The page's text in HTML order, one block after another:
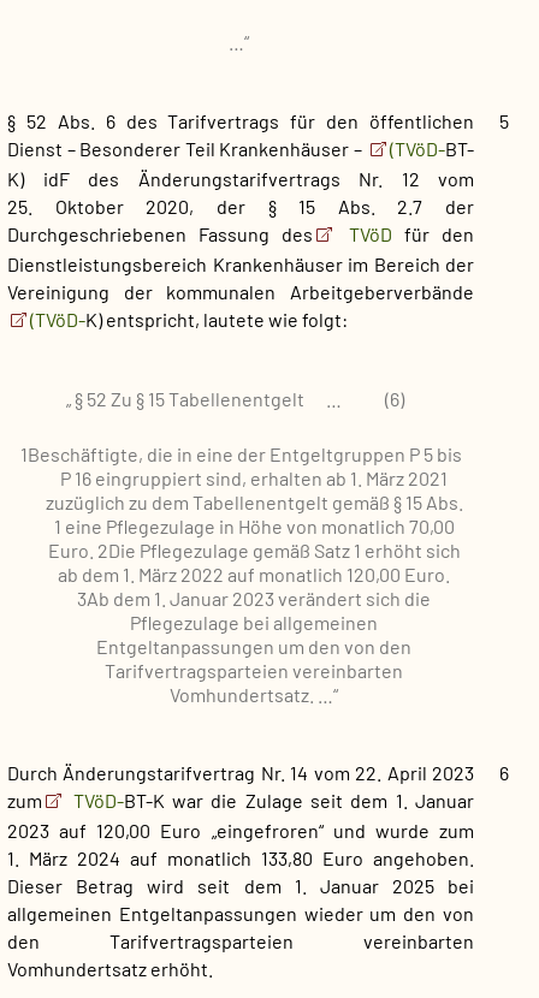
…“
5
§ 52 Abs. 6 des Tarifvertrags für den öffentlichen
Dienst – Besonderer Teil Krankenhäuser –
(TVöD-BT-
K) idF des Änderungstarifvertrags Nr. 12 vom
25. Oktober 2020, der § 15 Abs. 2.7 der
Durchgeschriebenen Fassung des
TVöD für den
Dienstleistungsbereich Krankenhäuser im Bereich der
Vereinigung der kommunalen Arbeitgeberverbände
(TVöD-K) entspricht, lautete wie folgt:
„ § 52 Zu § 15 Tabellenentgelt (6)
1Beschäftigte, die in eine der Entgeltgruppen P 5 bis
P 16 eingruppiert sind, erhalten ab 1. März 2021
zuzüglich zu dem Tabellenentgelt gemäß § 15 Abs.
1 eine Pflegezulage in Höhe von monatlich 70,00
Euro. 2Die Pflegezulage gemäß Satz 1 erhöht sich
ab dem 1. März 2022 auf monatlich 120,00 Euro.
3Ab dem 1. Januar 2023 verändert sich die
Pflegezulage bei allgemeinen
Entgeltanpassungen um den von den
Tarifvertragsparteien vereinbarten
Vomhundertsatz. …“
6
Durch Änderungstarifvertrag Nr. 14 vom 22. April 2023
zum
TVöD-BT-K war die Zulage seit dem 1. Januar
2023 auf 120,00 Euro „eingefroren“ und wurde zum
1. März 2024 auf monatlich 133,80 Euro angehoben.
Dieser Betrag wird seit dem 1. Januar 2025 bei
allgemeinen Entgeltanpassungen wieder um den von
den Tarifvertragsparteien vereinbarten
Vomhundertsatz erhöht.